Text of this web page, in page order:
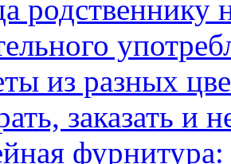
из разных
заказать и
фурнитура: